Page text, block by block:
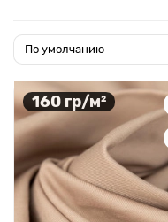
160 гр/м²